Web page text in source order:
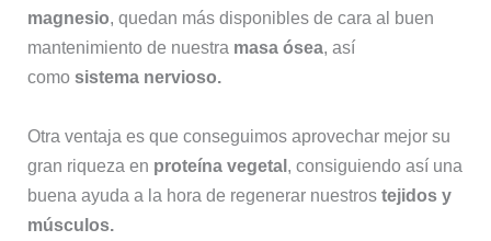
magnesio, quedan más disponibles de cara al buen
mantenimiento de nuestra masa ósea, así
comosistema nervioso.
Otra ventaja es que conseguimos aprovechar mejor su
gran riqueza en proteína vegetal , consiguiendo así una
buena ayuda a la hora de regenerar nuestrostejidos y
músculos.